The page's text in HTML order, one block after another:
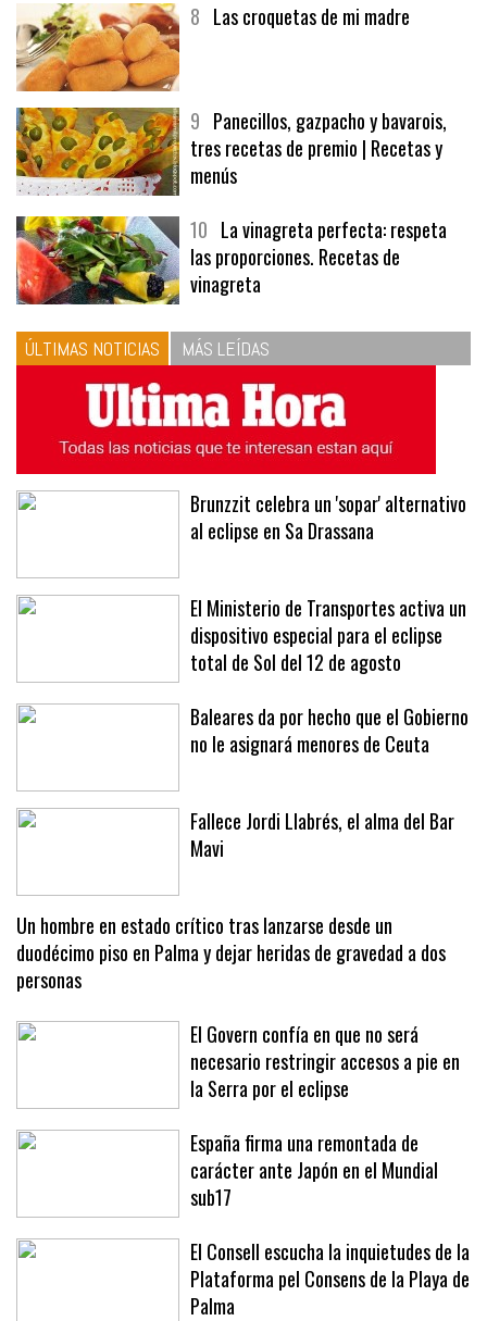
8 Las croquetas de mi madre
9 Panecillos, gazpacho y bavarois,
tres recetas de premio | Recetas y
menús
10 La vinagreta perfecta: respeta
las proporciones. Recetas de
vinagreta
ÚLTIMAS NOTICIAS MÁS LEÍDAS
Brunzzit celebra un 'sopar' alternativo
al eclipse en Sa Drassana
El Ministerio de Transportes activa un
dispositivo especial para el eclipse
total de Sol del 12 de agosto
Baleares da por hecho que el Gobierno
no le asignará menores de Ceuta
Fallece Jordi Llabrés, el alma del Bar
Mavi
Un hombre en estado crítico tras lanzarse desde un
duodécimo piso en Palma y dejar heridas de gravedad a dos
personas
El Govern confía en que no será
necesario restringir accesos a pie en
la Serra por el eclipse
España firma una remontada de
carácter ante Japón en el Mundial
sub17
El Consell escucha la inquietudes de la
Plataforma pel Consens de la Playa de
Palma